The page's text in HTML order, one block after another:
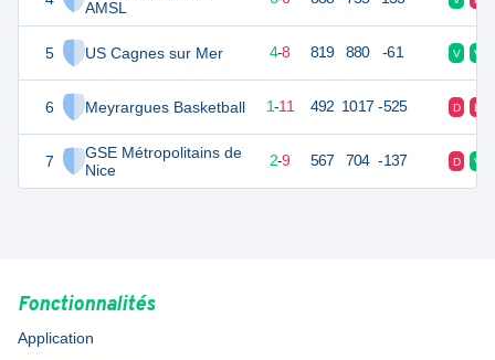
AMSL
5 US Cagnes sur Mer
6 Meyrargues Basketball
7
GSE Métropolitains de
Nice
16 4-8 819 880 -61 V V
13 12 1-11 492 1017 -525 D D
13 12 2-9 567 704 -137 D V
Fonctionnalités
Application